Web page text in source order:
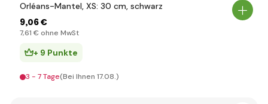
Orléans-Mantel, XS: 30 cm, schwarz
9,06 €
7,61 € ohne MwSt
+ 9 Punkte
3 - 7 Tage(Bei Ihnen 17.08.)